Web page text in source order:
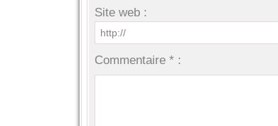
Site web :
Commentaire * :